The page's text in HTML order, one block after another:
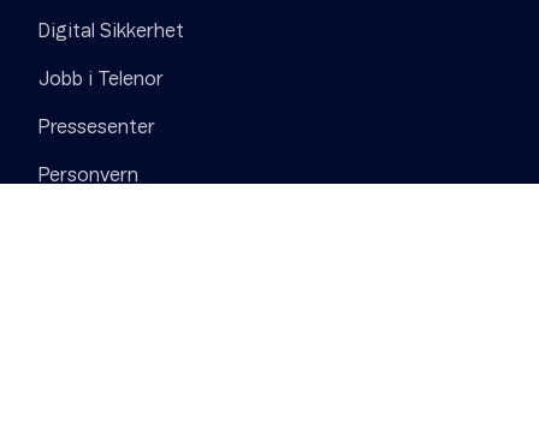
Digital Sikkerhet
Jobb i Telenor
Pressesenter
Personvern